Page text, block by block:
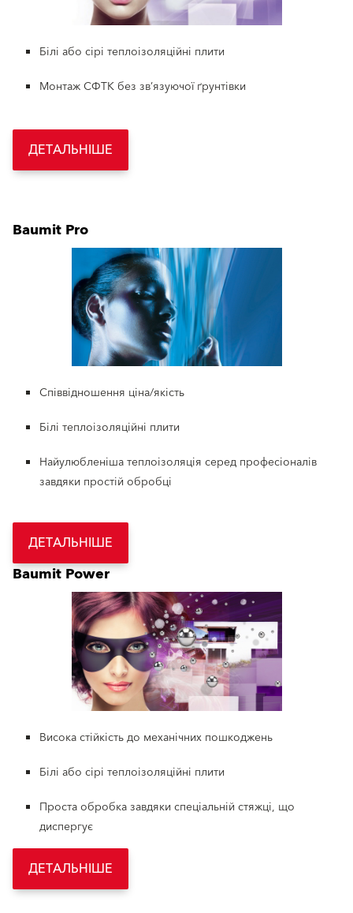
Білі або сірі теплоізоляційні плити
Монтаж СФТК без зв’язуючої ґрунтівки
ДЕТАЛЬНІШЕ
Baumit Pro
Співвідношення ціна/якість
Білі теплоізоляційні плити
Найулюбленіша теплоізоляція серед професіоналів
завдяки простій обробці
ДЕТАЛЬНІШЕ
Baumit Power
Висока стійкість до механічних пошкоджень
Білі або сірі теплоізоляційні плити
Проста обробка завдяки спеціальній стяжці, що
диспергує
ДЕТАЛЬНІШЕ